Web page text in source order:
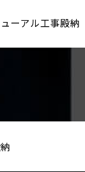
ーアル工事殿納